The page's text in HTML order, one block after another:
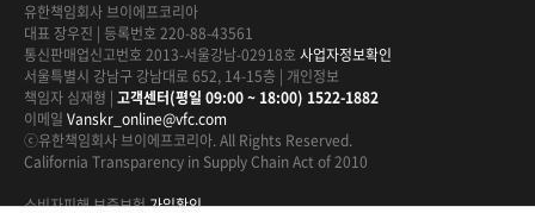
유한책임회사 브이에프코리아
대표 장우진 | 등록번호 220-88-43561
통신판매업신고번호 2013-서울강남-02918호 사업자정보확인
서울특별시 강남구 강남대로 652, 14-15층 | 개인정보
책임자 심재형 | 고객센터(평일 09:00 ~ 18:00) 1522-1882
이메일 Vanskr_online@vfc.com
ⓒ유한책임회사 브이에프코리아. All Rights Reserved.
California Transparency in Supply Chain Act of 2010
소비자피해 보증보험가입확인